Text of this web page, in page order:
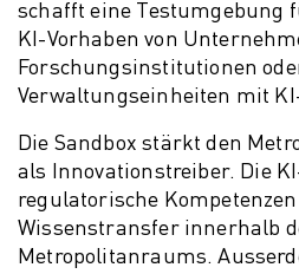
schafft eine Testumgebung
KI-Vorhaben von
Forschungsinstitutionen
Verwaltungseinheiten mit
Die Sandbox stärkt den
als Innovationstreiber. Die
regulatorische
Wissenstransfer innerhalb
Metropolitanraums.